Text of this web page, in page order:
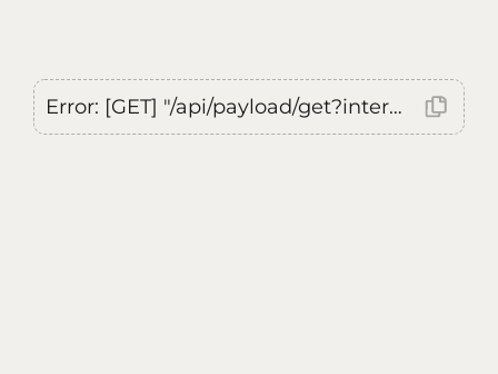
Error: [GET] "/api/payload/get?internal=true&currentLocale=ru": <no response> Failed to fetch